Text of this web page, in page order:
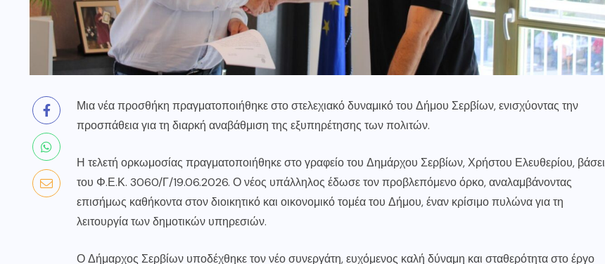
Μια νέα προσθήκη πραγματοποιήθηκε στο στελεχιακό δυναμικό του Δήμου Σερβίων, ενισχύοντας την
προσπάθεια για τη διαρκή αναβάθμιση της εξυπηρέτησης των πολιτών.
Η τελετή ορκωμοσίας πραγματοποιήθηκε στο γραφείο του Δημάρχου Σερβίων, Χρήστου Ελευθερίου, βάσει
του Φ.Ε.Κ. 3060/Γ/19.06.2026. Ο νέος υπάλληλος έδωσε τον προβλεπόμενο όρκο, αναλαμβάνοντας
επισήμως καθήκοντα στον διοικητικό και οικονομικό τομέα του Δήμου, έναν κρίσιμο πυλώνα για τη
λειτουργία των δημοτικών υπηρεσιών.
Ο Δήμαρχος Σερβίων υποδέχθηκε τον νέο συνεργάτη, ευχόμενος καλή δύναμη και σταθερότητα στο έργο